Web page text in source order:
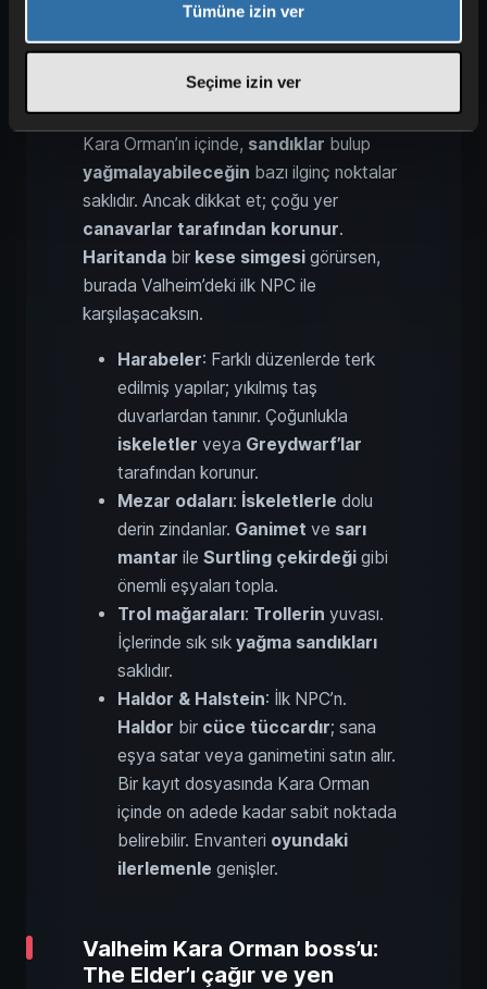
Tümüne izin ver
Seçime izin ver
Kara Orman’ın içinde, sandıklar bulup
yağmalayabileceğin bazı ilginç noktalar
saklıdır. Ancak dikkat et; çoğu yer
canavarlar tarafından korunur.
Haritanda bir kese simgesi görürsen,
burada Valheim’deki ilk NPC ile
karşılaşacaksın.
Harabeler: Farklı düzenlerde terk
edilmiş yapılar; yıkılmış taş
duvarlardan tanınır. Çoğunlukla
iskeletler veya Greydwarf’lar
tarafından korunur.
Mezar odaları: İskeletlerle dolu
derin zindanlar. Ganimet ve sarı
mantar ile Surtling çekirdeği gibi
önemli eşyaları topla.
Trol mağaraları: Trollerin yuvası.
İçlerinde sık sık yağma sandıkları
saklıdır.
Haldor & Halstein: İlk NPC’n.
Haldor bir cüce tüccardır; sana
eşya satar veya ganimetini satın alır.
Bir kayıt dosyasında Kara Orman
içinde on adede kadar sabit noktada
belirebilir. Envanteri oyundaki
ilerlemenle genişler.
Valheim Kara Orman boss’u:
The Elder’ı çağır ve yen